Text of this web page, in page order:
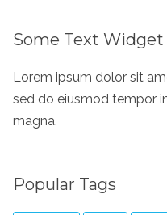
Some Text Widget
Lorem ipsum dolor sit
sed do eiusmod tempor
magna.
Popular Tags